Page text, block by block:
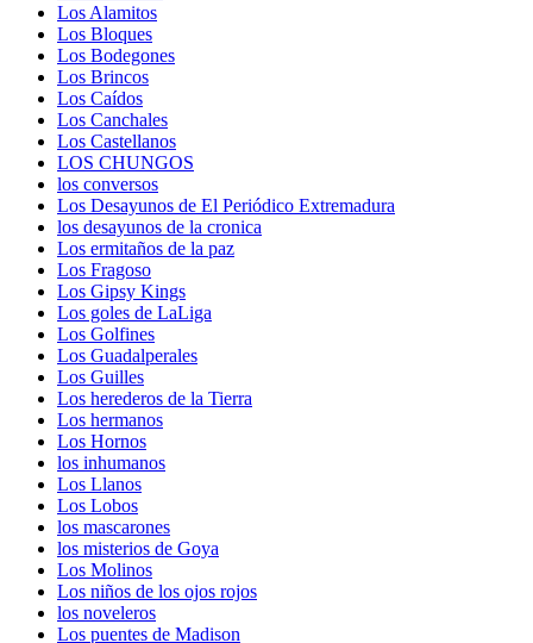
Los Alamitos
Los Bloques
Los Bodegones
Los Brincos
Los Caídos
Los Canchales
Los Castellanos
LOS CHUNGOS
los conversos
Los Desayunos de El Periódico Extremadura
los desayunos de la cronica
Los ermitaños de la paz
Los Fragoso
Los Gipsy Kings
Los goles de LaLiga
Los Golfines
Los Guadalperales
Los Guilles
Los herederos de la Tierra
Los hermanos
Los Hornos
los inhumanos
Los Llanos
Los Lobos
los mascarones
los misterios de Goya
Los Molinos
Los niños de los ojos rojos
los noveleros
Los puentes de Madison